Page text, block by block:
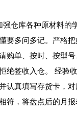
强仓库各种原材料的
要多问多记。严格
购单、按时、按型
绝签收入仓。 经验
认真填写存货卡，
符，将盘点后的月报